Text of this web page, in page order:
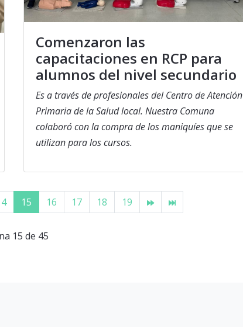
Comenzaron las
capacitaciones en RCP para
alumnos del nivel secundario
Es a través de profesionales del Centro de Atención
Primaria de la Salud local. Nuestra Comuna
colaboró con la compra de los maniquíes que se
utilizan para los cursos.
15 16 17 18 19
15 de 45